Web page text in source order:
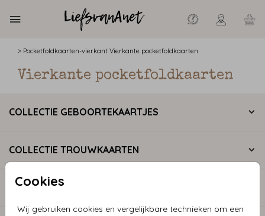
Cookies
Wij gebruiken cookies en vergelijkbare technieken om een
> Pocketfoldkaarten-vierkant Vierkante pocketfoldkaarten
Vierkante pocketfoldkaarten
COLLECTIE GEBOORTEKAARTJES
COLLECTIE TROUWKAARTEN
CATEGORIEËN